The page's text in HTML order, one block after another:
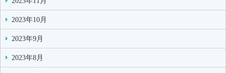
2023年10月
2023年9月
2023年8月